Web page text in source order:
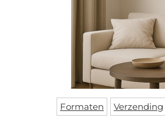
Formaten Verzending